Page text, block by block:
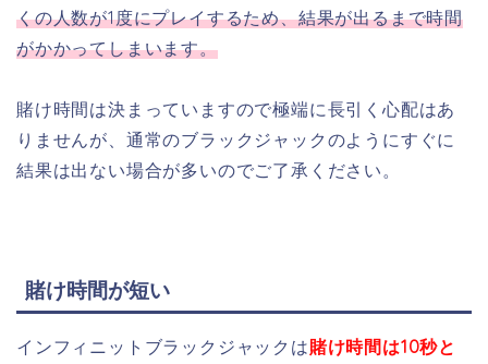
くの人数が1度にプレイするため、結果が出るまで時間
がかかってしまいます。
賭け時間は決まっていますので極端に長引く心配はあ
りませんが、通常のブラックジャックのようにすぐに
結果は出ない場合が多いのでご了承ください。
賭け時間が短い
インフィニットブラックジャックは賭け時間は10秒と